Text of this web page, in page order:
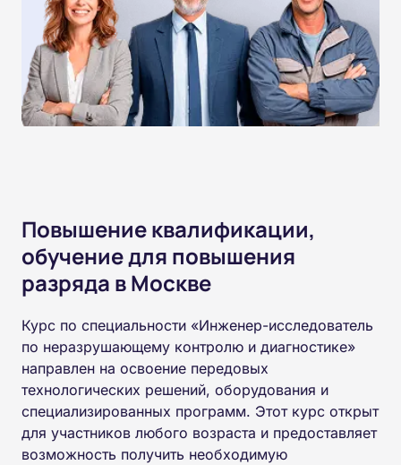
Повышение квалификации,
обучение для повышения
разряда в Москве
Курс по специальности «Инженер-исследователь
по неразрушающему контролю и диагностике»
направлен на освоение передовых
технологических решений, оборудования и
специализированных программ. Этот курс открыт
для участников любого возраста и предоставляет
возможность получить необходимую